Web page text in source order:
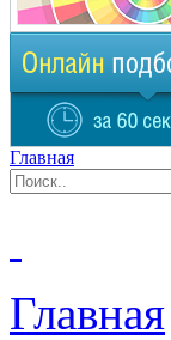
Главная
Главная